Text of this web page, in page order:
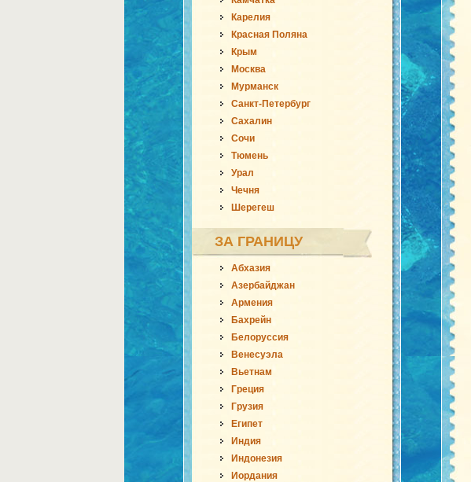
Карелия
Красная Поляна
Крым
Москва
Мурманск
Санкт-Петербург
Сахалин
Сочи
Тюмень
Урал
Чечня
Шерегеш
ЗА ГРАНИЦУ
Абхазия
Азербайджан
Армения
Бахрейн
Белоруссия
Венесуэла
Вьетнам
Греция
Грузия
Египет
Индия
Индонезия
Иордания